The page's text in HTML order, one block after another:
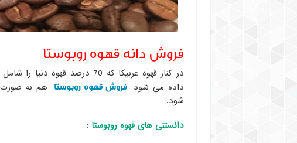
فروش دانه قهوه روبوستا
داده می شود فروش قهوه روبوستا هم به صورت
شود.
دانستنی های قهوه روبوستا :